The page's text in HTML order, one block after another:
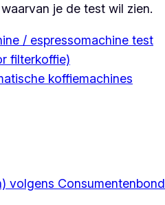
je de test wil zien.
/ espressomachine test
filterkoffie)
koffiemachines
volgens Consumentenbond